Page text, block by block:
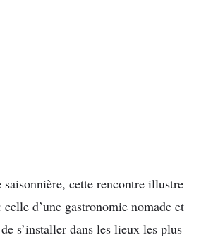
saisonnière, cette rencontre illustre
d’une gastronomie nomade et
s’installer dans les lieux les plus